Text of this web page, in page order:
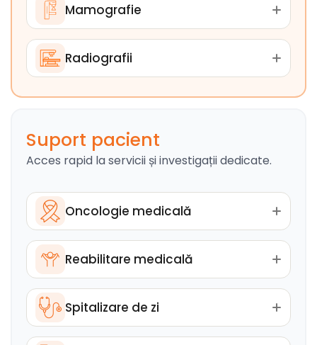
Mamografie
Radiografii
Suport pacient
Acces rapid la servicii și investigații dedicate.
Oncologie medicală
Reabilitare medicală
Spitalizare de zi